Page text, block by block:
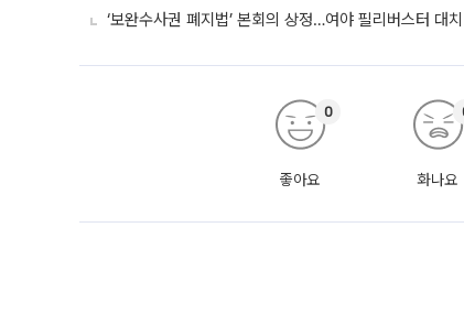
‘보완수사권 폐지법’ 본회의 상정…여야 필리버스터 대치
좋아요
0
화나요